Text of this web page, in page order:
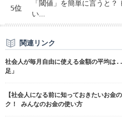
5位
「閾値」を簡単に言うと
い...
関連リンク
社会人が毎月自由に使える金額の平均
足」
【社会人になる前に知っておきたいお金
ク！ みんなのお金の使い方